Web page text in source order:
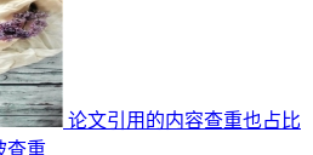
论文引用的内容查重也占比
查重